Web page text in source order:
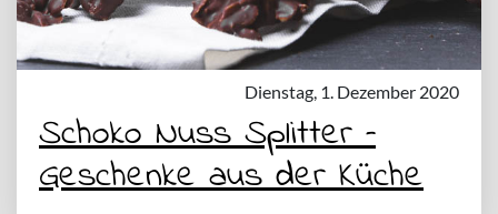
Dienstag, 1. Dezember 2020
Schoko Nuss Splitter –
Geschenke aus der Küche